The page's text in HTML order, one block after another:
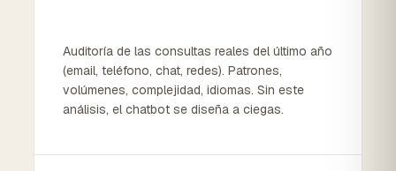
Auditoría de las consultas reales del último año
(email, teléfono, chat, redes). Patrones,
volúmenes, complejidad, idiomas. Sin este
análisis, el chatbot se diseña a ciegas.